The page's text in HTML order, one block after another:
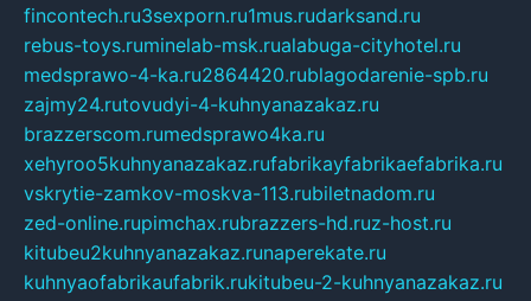
fincontech.ru3sexporn.ru1mus.rudarksand.ru
rebus-toys.ruminelab-msk.rualabuga-cityhotel.ru
medsprawo-4-ka.ru2864420.rublagodarenie-spb.ru
zajmy24.rutovudyi-4-kuhnyanazakaz.ru
brazzerscom.rumedsprawo4ka.ru
xehyroo5kuhnyanazakaz.rufabrikayfabrikaefabrika.ru
vskrytie-zamkov-moskva-113.rubiletnadom.ru
zed-online.rupimchax.rubrazzers-hd.ruz-host.ru
kitubeu2kuhnyanazakaz.runaperekate.ru
kuhnyaofabrikaufabrik.rukitubeu-2-kuhnyanazakaz.ru